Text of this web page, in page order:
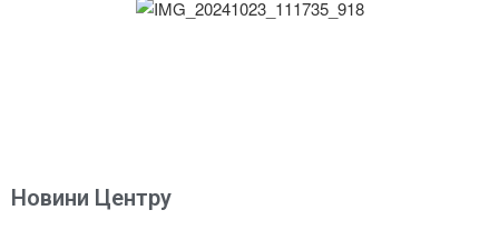
Новини Центру